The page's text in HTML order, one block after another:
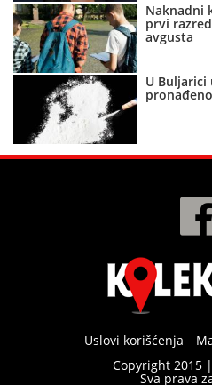
Naknadni
prvi
avgusta
U Buljarici
Uslovi korišćenja
Copyright 2015
Sva prava